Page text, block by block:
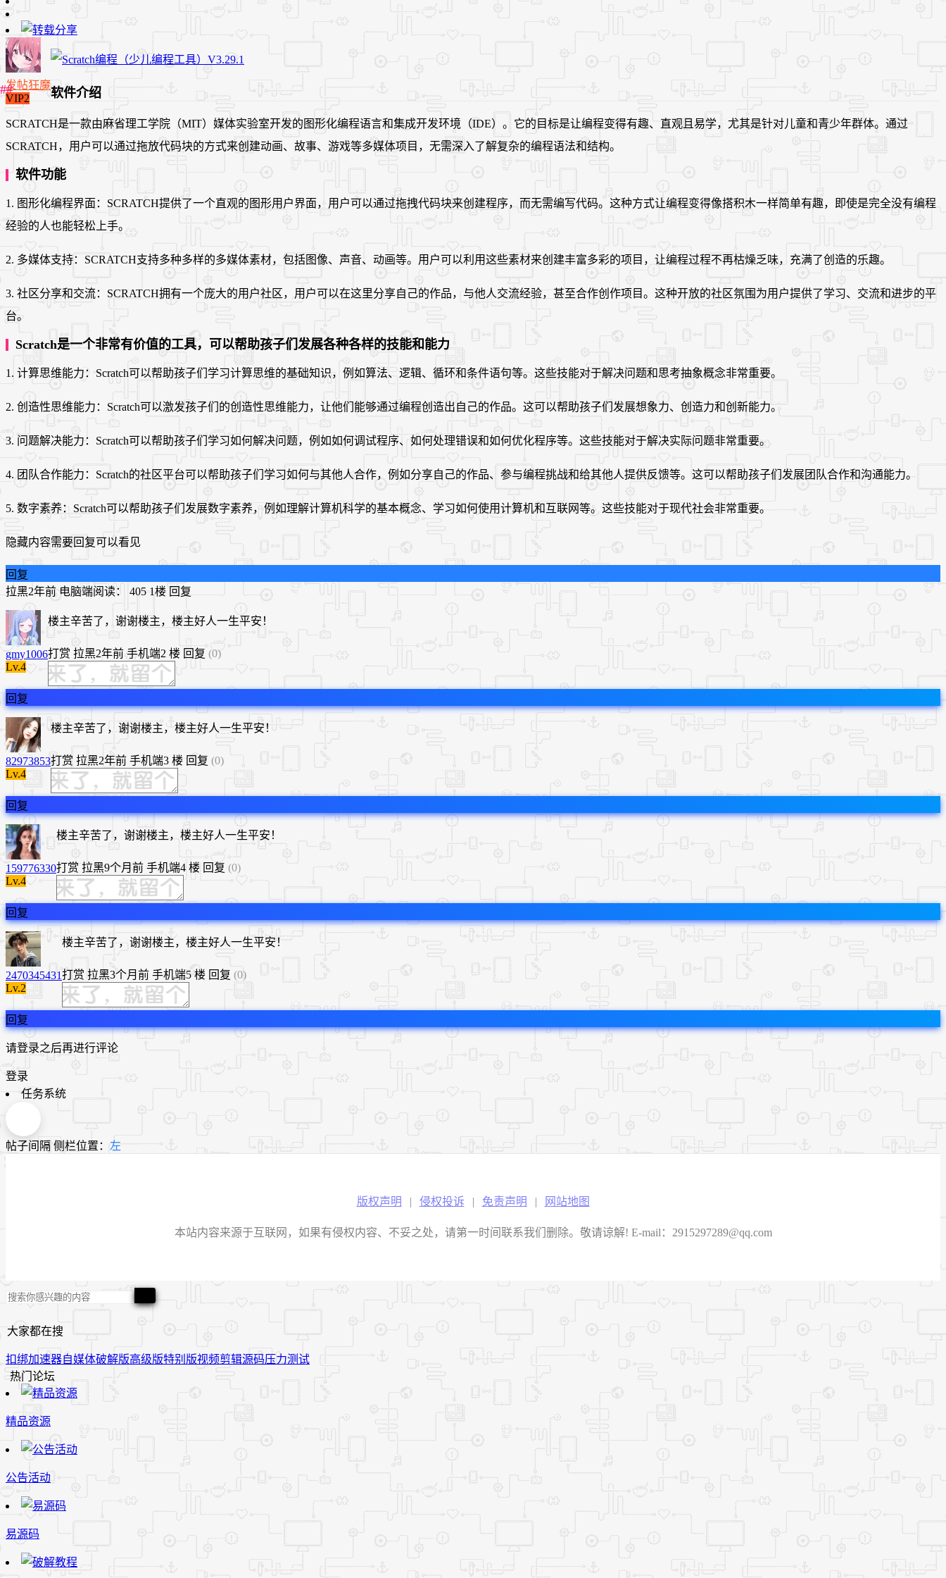
发帖狂魔
VIP2
软件介绍
SCRATCH是一款由麻省理工学院（MIT）媒体实验室开发的图形化编程语言和集成开发环境（IDE）。它的目标是让编程变得有趣、直观且易学，尤其是针对儿童和青少年群体。通过
SCRATCH，用户可以通过拖放代码块的方式来创建动画、故事、游戏等多媒体项目，无需深入了解复杂的编程语法和结构。
软件功能
1. 图形化编程界面：SCRATCH提供了一个直观的图形用户界面，用户可以通过拖拽代码块来创建程序，而无需编写代码。这种方式让编程变得像搭积木一样简单有趣，即使是完全没有编程
经验的人也能轻松上手。
2. 多媒体支持：SCRATCH支持多种多样的多媒体素材，包括图像、声音、动画等。用户可以利用这些素材来创建丰富多彩的项目，让编程过程不再枯燥乏味，充满了创造的乐趣。
3. 社区分享和交流：SCRATCH拥有一个庞大的用户社区，用户可以在这里分享自己的作品，与他人交流经验，甚至合作创作项目。这种开放的社区氛围为用户提供了学习、交流和进步的平
台。
Scratch是一个非常有价值的工具，可以帮助孩子们发展各种各样的技能和能力
1. 计算思维能力：Scratch可以帮助孩子们学习计算思维的基础知识，例如算法、逻辑、循环和条件语句等。这些技能对于解决问题和思考抽象概念非常重要。
2. 创造性思维能力：Scratch可以激发孩子们的创造性思维能力，让他们能够通过编程创造出自己的作品。这可以帮助孩子们发展想象力、创造力和创新能力。
3. 问题解决能力：Scratch可以帮助孩子们学习如何解决问题，例如如何调试程序、如何处理错误和如何优化程序等。这些技能对于解决实际问题非常重要。
4. 团队合作能力：Scratch的社区平台可以帮助孩子们学习如何与其他人合作，例如分享自己的作品、参与编程挑战和给其他人提供反馈等。这可以帮助孩子们发展团队合作和沟通能力。
5. 数字素养：Scratch可以帮助孩子们发展数字素养，例如理解计算机科学的基本概念、学习如何使用计算机和互联网等。这些技能对于现代社会非常重要。
隐藏内容需要回复可以看见
回复
拉黑2年前 电脑端阅读： 405 1楼 回复
gmy1006
Lv.4
楼主辛苦了，谢谢楼主，楼主好人一生平安！
打赏 拉黑2年前 手机端2 楼 回复 (0)
回复
82973853
Lv.4
楼主辛苦了，谢谢楼主，楼主好人一生平安！
打赏 拉黑2年前 手机端3 楼 回复 (0)
回复
159776330
Lv.4
楼主辛苦了，谢谢楼主，楼主好人一生平安！
打赏 拉黑9个月前 手机端4 楼 回复 (0)
回复
2470345431
Lv.2
楼主辛苦了，谢谢楼主，楼主好人一生平安！
打赏 拉黑3个月前 手机端5 楼 回复 (0)
回复
请登录之后再进行评论
登录
任务系统
帖子间隔 侧栏位置： 左
版权声明 | 侵权投诉 | 免责声明 | 网站地图
本站内容来源于互联网，如果有侵权内容、不妥之处，请第一时间联系我们删除。敬请谅解! E-mail：2915297289@qq.com
大家都在搜
扣绑加速器自媒体破解版高级版特别版视频剪辑源码压力测试
热门论坛
精品资源
公告活动
易源码